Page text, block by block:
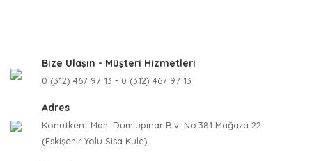
Bize Ulaşın - Müşteri Hizmetleri
0 (312) 467 97 13 - 0 (312) 467 97 13
Adres
Konutkent Mah. Dumlupınar Blv. No:381 Mağaza 22
(Eskişehir Yolu Sisa Kule)